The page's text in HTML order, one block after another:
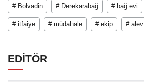
# Bolvadin # Derekarabağ # bağ evi
# itfaiye # müdahale # ekip # alev
EDİTÖR